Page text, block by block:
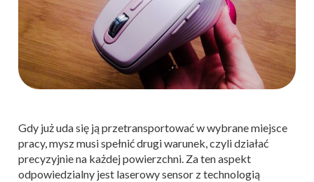
Gdy już uda się ją przetransportować w wybrane miejsce
pracy, mysz musi spełnić drugi warunek, czyli działać
precyzyjnie na każdej powierzchni. Za ten aspekt
odpowiedzialny jest laserowy sensor z technologią